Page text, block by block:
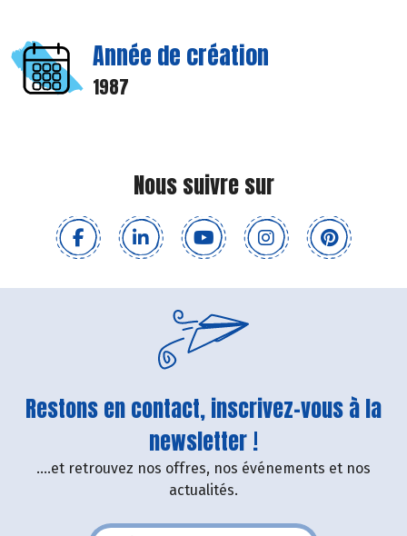
Année de création
1987
Nous suivre sur
Restons en contact, inscrivez-vous à la
newsletter !
....et retrouvez nos offres, nos événements et nos
actualités.